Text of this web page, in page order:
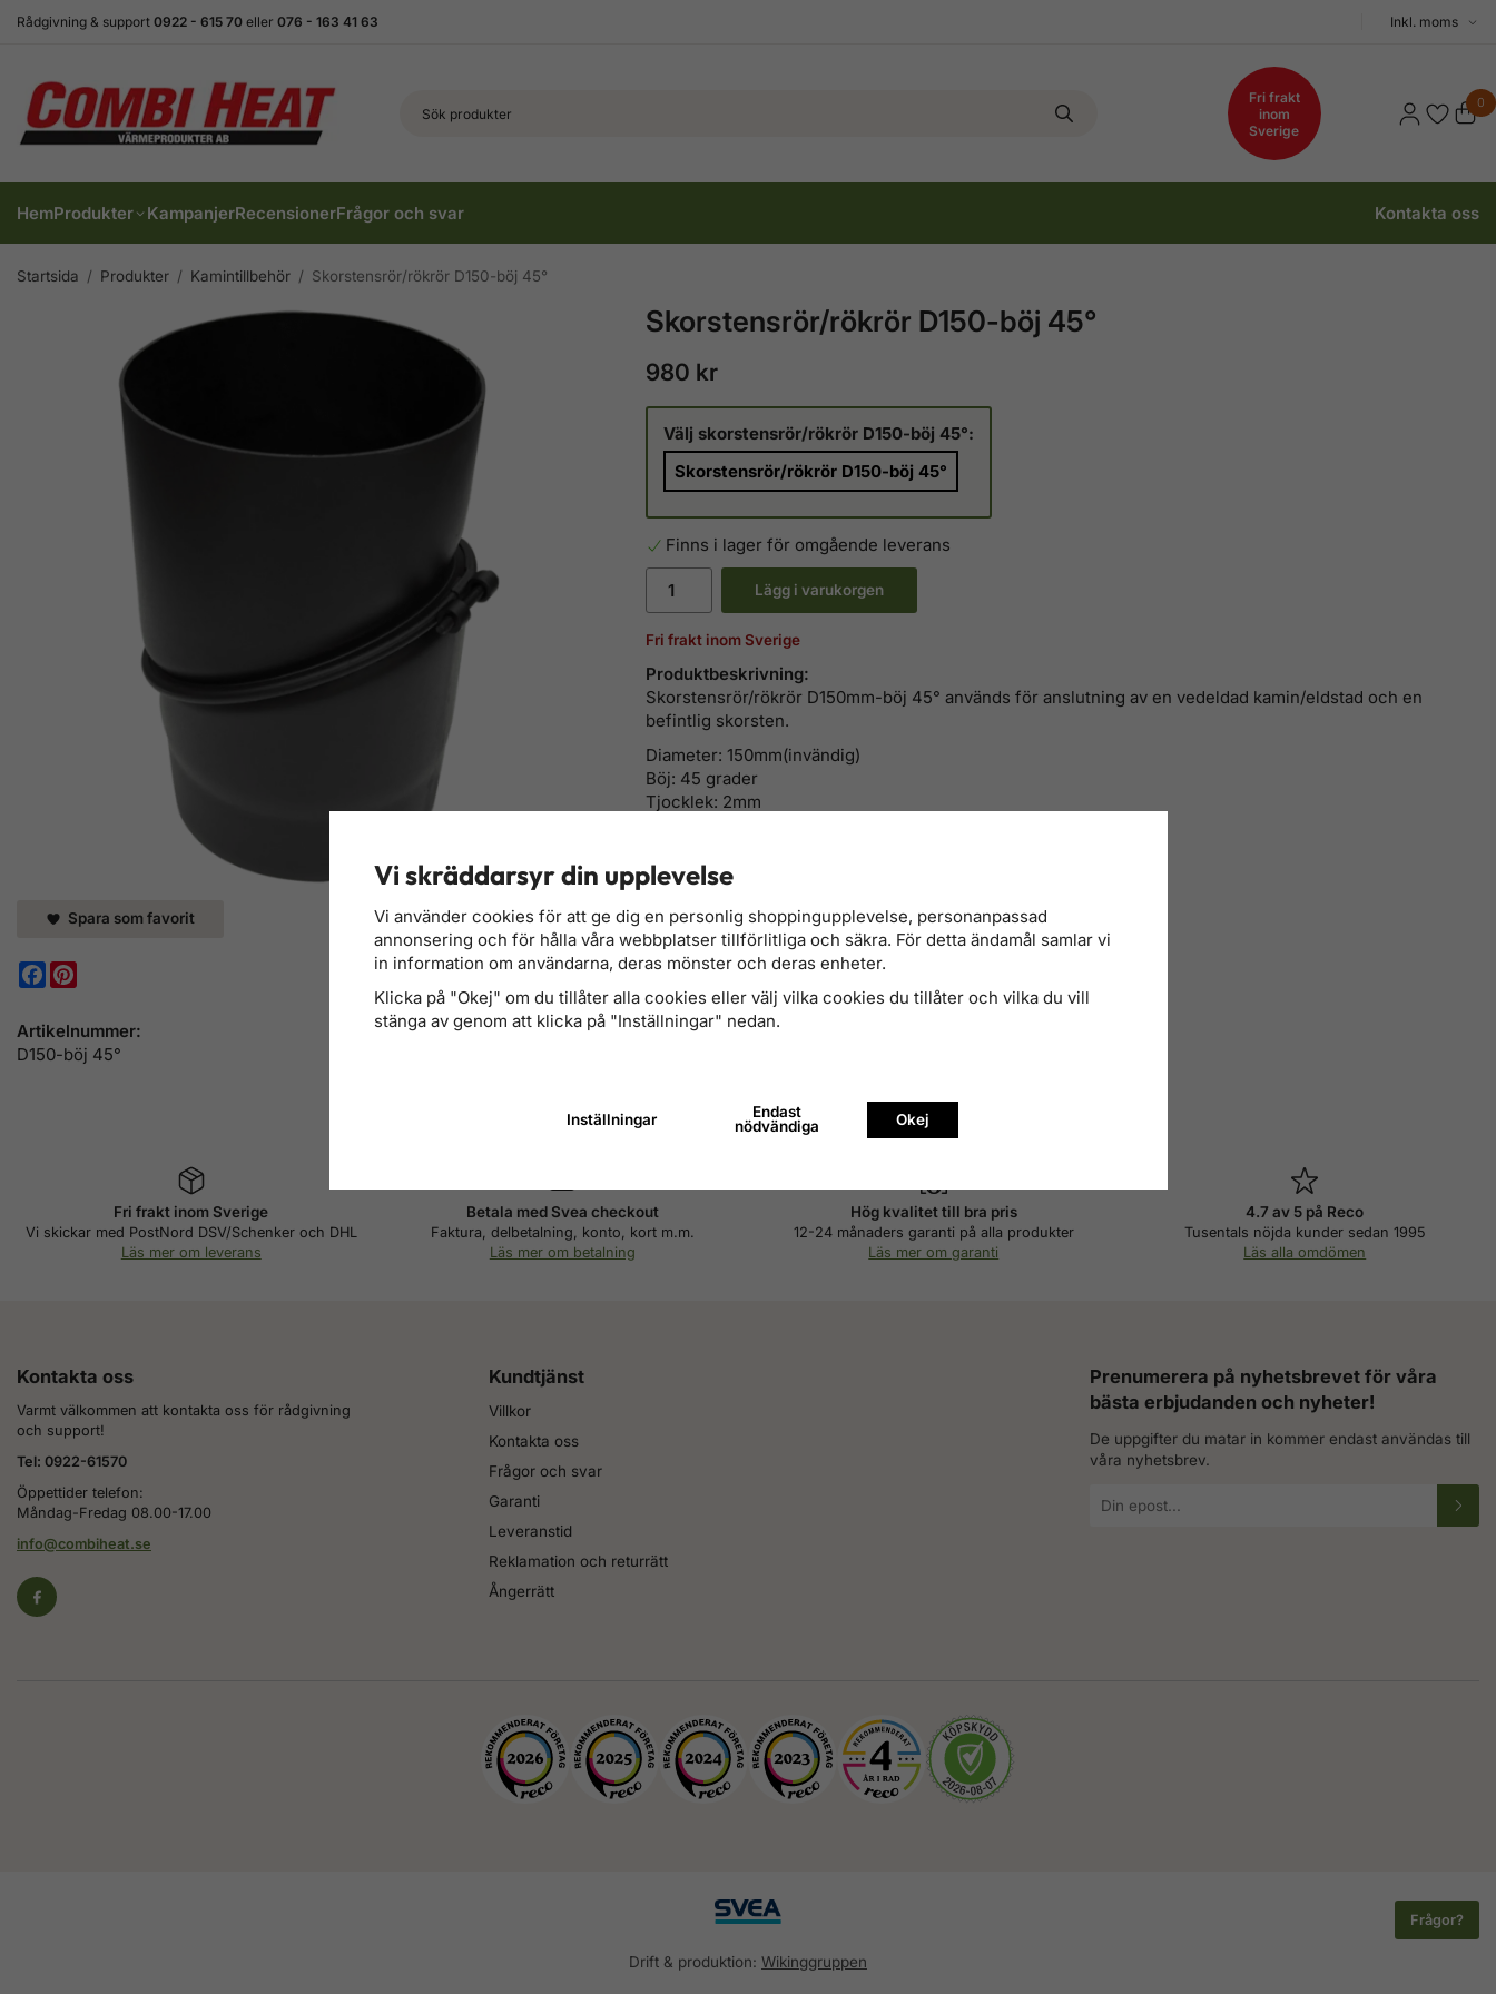
Rådgivning & support 0922 - 615 70 eller 076 - 163 41 63
Välj
Fri frakt
inom
Sverige
0
HemProdukter KampanjerRecensionerFrågor och svar Kontakta oss
Startsida / Produkter / Kamintillbehör / Skorstensrör/rökrör D150-böj 45°
Spara som favorit
Facebook
Artikelnummer:
D150-böj 45°
Skorstensrör/rökrör D150-böj 45°
980 kr
Välj skorstensrör/rökrör D150-böj 45°:
Skorstensrör/rökrör D150-böj 45°
Finns i lager för omgående leverans
Lägg i varukorgen
Fri frakt inom Sverige
Produktbeskrivning:
Skorstensrör/rökrör D150mm-böj 45° används för anslutning av en vedeldad kamin/eldstad och en
befintlig skorsten.
Diameter: 150mm(invändig)
Böj: 45 grader
Tjocklek: 2mm
Fri frakt inom Sverige
Vi skickar med PostNord DSV/Schenker och DHL
Läs mer om leverans
Betala med Svea checkout
Faktura, delbetalning, konto, kort m.m.
Läs mer om betalning
Hög kvalitet till bra pris
12-24 månaders garanti på alla produkter
Läs mer om garanti
4.7 av 5 på Reco
Tusentals nöjda kunder sedan 1995
Läs alla omdömen
Kontakta oss
Varmt välkommen att kontakta oss för rådgivning
och support!
Tel: 0922-61570
Öppettider telefon:
Måndag-Fredag 08.00-17.00
info@combiheat.se
Kundtjänst
Villkor
Kontakta oss
Frågor och svar
Garanti
Leveranstid
Reklamation och returrätt
Ångerrätt
Prenumerera på nyhetsbrevet för våra
bästa erbjudanden och nyheter!
De uppgifter du matar in kommer endast användas till
våra nyhetsbrev.
postadress
Drift & produktion: Wikinggruppen
Frågor?
Vi skräddarsyr din upplevelse
Vi använder cookies för att ge dig en personlig shoppingupplevelse, personanpassad
annonsering och för hålla våra webbplatser tillförlitliga och säkra. För detta ändamål samlar vi
in information om användarna, deras mönster och deras enheter.
Klicka på "Okej" om du tillåter alla cookies eller välj vilka cookies du tillåter och vilka du vill
stänga av genom att klicka på "Inställningar" nedan.
Inställningar
Endast
nödvändiga
Okej